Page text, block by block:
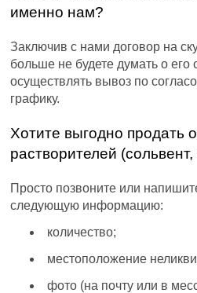
именно нам?
Заключив с нами договор на
больше не будете думать о
осуществлять вывоз по
графику.
Хотите выгодно продать
растворителей
Просто позвоните или
следующую информацию:
количество;
местоположение
фото (на почту или в